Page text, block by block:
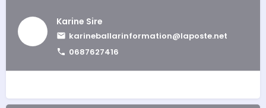
Karine Sire
karineballarinformation@laposte.net
0687627416